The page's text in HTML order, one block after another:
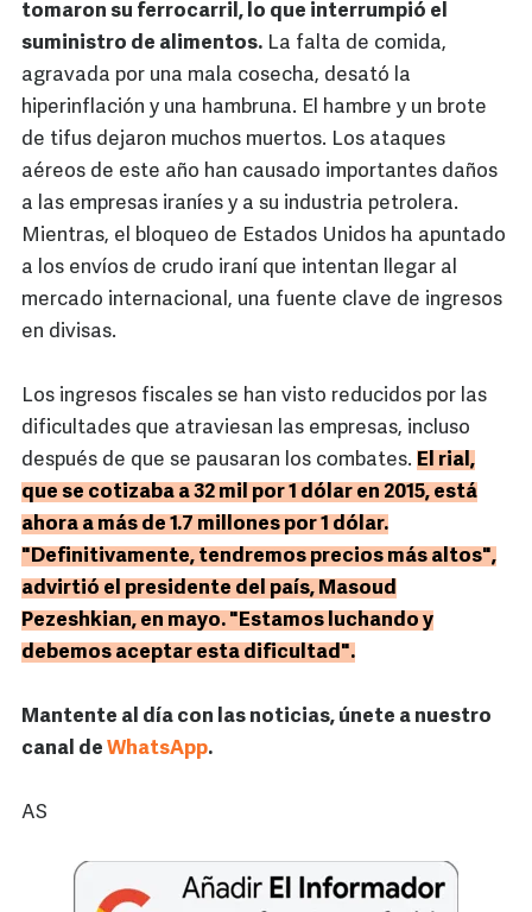
tomaron su ferrocarril, lo que interrumpió el
suministro de alimentos. La falta de comida,
agravada por una mala cosecha, desató la
hiperinflación y una hambruna. El hambre y un brote
de tifus dejaron muchos muertos. Los ataques
aéreos de este año han causado importantes daños
a las empresas iraníes y a su industria petrolera.
Mientras, el bloqueo de Estados Unidos ha apuntado
a los envíos de crudo iraní que intentan llegar al
mercado internacional, una fuente clave de ingresos
en divisas.
Los ingresos fiscales se han visto reducidos por las
dificultades que atraviesan las empresas, incluso
después de que se pausaran los combates. El rial,
que se cotizaba a 32 mil por 1 dólar en 2015, está
ahora a más de 1.7 millones por 1 dólar.
"Definitivamente, tendremos precios más altos",
advirtió el presidente del país, Masoud
Pezeshkian, en mayo. "Estamos luchando y
debemos aceptar esta dificultad".
Mantente al día con las noticias, únete a nuestro
canal de WhatsApp.
AS